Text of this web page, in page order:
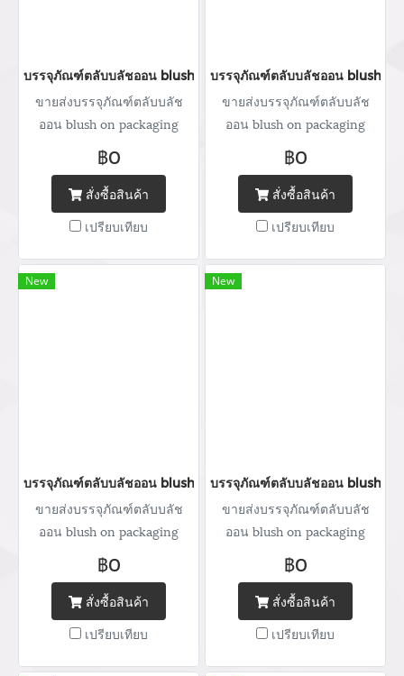
บรรจุภัณฑ์ตลับบลัชออน blush on packaging ร้านขายบรรจุภัณฑ์
ขายส่งบรรจุภัณฑ์ตลับบลัช
ออน blush on packaging
จำหน่ายบรรจุภัณฑ์เครื่อง
สำอางทุกประเภท บริการ
ออกแบบ ผลิตกล่อง สกรีนโลโก้
พิมพ์แบรนด์ Tel : (+66) 020
462 506-112 Mobile: 083 828
9246 Email:
marketing@packingroom.com/
฿0
สั่งซื้อสินค้า
เปรียบเทียบ
บรรจุภัณฑ์ตลับบลัชออน blush on
ขายส่งบรรจุภัณฑ์ตลับบลัช
ออน blush on packaging
จำหน่ายบรรจุภัณฑ์เครื่อง
สำอางทุกประเภท บริการ
ออกแบบ ผลิตกล่อง สกรีนโลโก้
พิมพ์แบรนด์ Tel : (+66) 020
462 506-112 Mobile: 083 828
9246 Email:
marketing@packingroom.com/
฿0
สั่งซื้อสินค้า
เปรียบเทียบ
New
บรรจุภัณฑ์ตลับบลัชออน blush on packaging ร้านขายบรรจุภัณฑ์
ขายส่งบรรจุภัณฑ์ตลับบลัช
ออน blush on packaging
จำหน่ายบรรจุภัณฑ์เครื่อง
สำอางทุกประเภท บริการ
ออกแบบ ผลิตกล่อง สกรีนโลโก้
พิมพ์แบรนด์ Tel : (+66) 020
462 506-112 Mobile: 083 828
9246 Email:
฿0
สั่งซื้อสินค้า
เปรียบเทียบ
New
บรรจุภัณฑ์ตลับบลัชออน blush on
ขายส่งบรรจุภัณฑ์ตลับบลัช
ออน blush on packaging
จำหน่ายบรรจุภัณฑ์เครื่อง
สำอางทุกประเภท บริการ
ออกแบบ ผลิตกล่อง สกรีนโลโก้
พิมพ์แบรนด์ Tel : (+66) 020
462 506-112 Mobile: 083 828
9246 Email:
฿0
สั่งซื้อสินค้า
เปรียบเทียบ